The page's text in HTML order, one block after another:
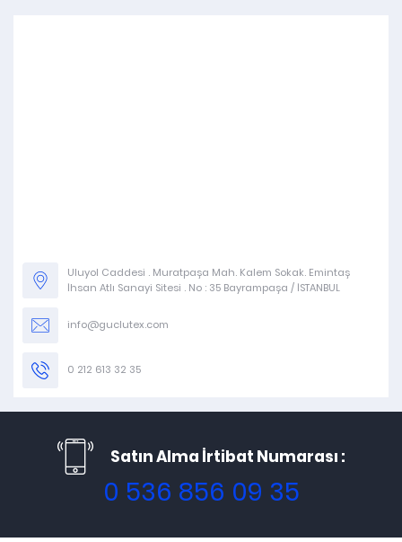
Uluyol Caddesi . Muratpaşa Mah. Kalem Sokak. Emintaş
İhsan Atlı Sanayi Sitesi . No : 35 Bayrampaşa / İSTANBUL
info@guclutex.com
0 212 613 32 35
Satın Alma İrtibat Numarası :
0 536 856 09 35